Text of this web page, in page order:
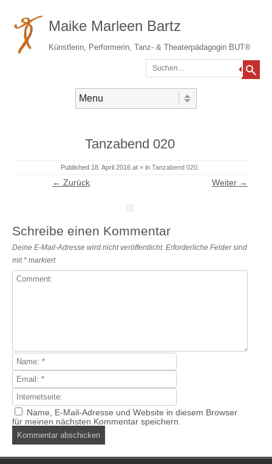
Maike Marleen Bartz
Künstlerin, Performerin, Tanz- & Theaterpädagogin BUT®
Suchen
Tanzabend 020
Published 18. April 2016 at × in Tanzabend 020
← Zurück Weiter →
Schreibe einen Kommentar
Deine E-Mail-Adresse wird nicht veröffentlicht. Erforderliche Felder sind
mit * markiert
Name, E-Mail-Adresse und Website in diesem Browser
für meinen nächsten Kommentar speichern.